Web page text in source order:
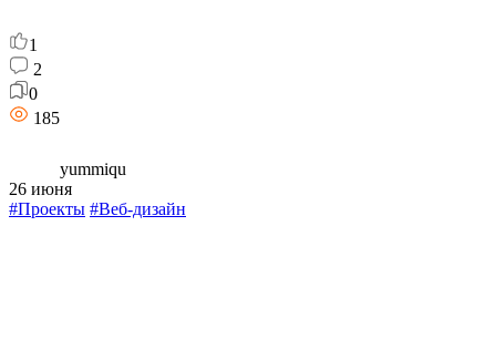
1
2
0
185
yummiqu
26 июня
#Проекты #Веб-дизайн